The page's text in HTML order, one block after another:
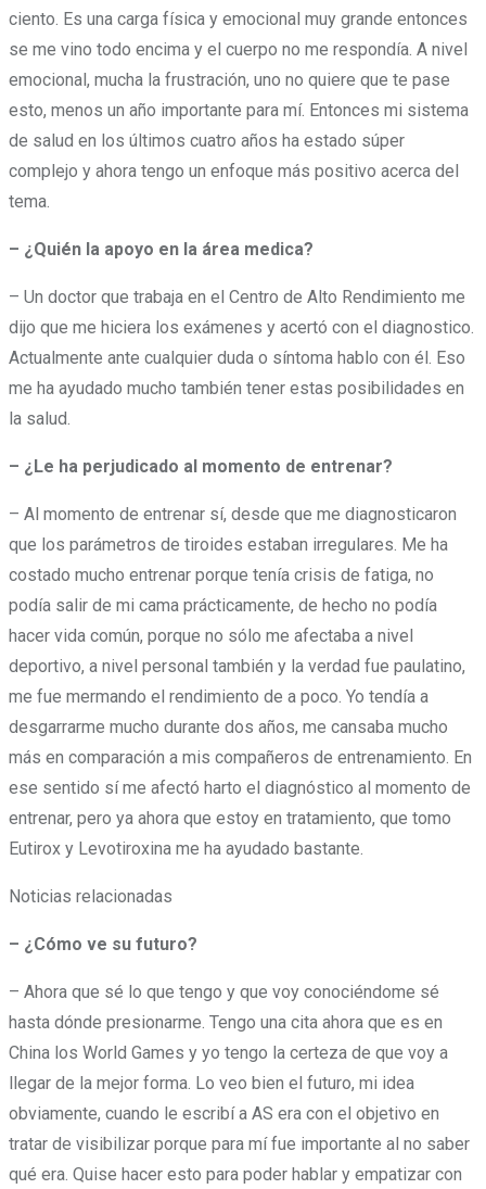
ciento. Es una carga física y emocional muy grande entonces
se me vino todo encima y el cuerpo no me respondía. A nivel
emocional, mucha la frustración, uno no quiere que te pase
esto, menos un año importante para mí. Entonces mi sistema
de salud en los últimos cuatro años ha estado súper
complejo y ahora tengo un enfoque más positivo acerca del
tema.
– ¿Quién la apoyo en la área medica?
– Un doctor que trabaja en el Centro de Alto Rendimiento me
dijo que me hiciera los exámenes y acertó con el diagnostico.
Actualmente ante cualquier duda o síntoma hablo con él. Eso
me ha ayudado mucho también tener estas posibilidades en
la salud.
– ¿Le ha perjudicado al momento de entrenar?
– Al momento de entrenar sí, desde que me diagnosticaron
que los parámetros de tiroides estaban irregulares. Me ha
costado mucho entrenar porque tenía crisis de fatiga, no
podía salir de mi cama prácticamente, de hecho no podía
hacer vida común, porque no sólo me afectaba a nivel
deportivo, a nivel personal también y la verdad fue paulatino,
me fue mermando el rendimiento de a poco. Yo tendía a
desgarrarme mucho durante dos años, me cansaba mucho
más en comparación a mis compañeros de entrenamiento. En
ese sentido sí me afectó harto el diagnóstico al momento de
entrenar, pero ya ahora que estoy en tratamiento, que tomo
Eutirox y Levotiroxina me ha ayudado bastante.
Noticias relacionadas
– ¿Cómo ve su futuro?
– Ahora que sé lo que tengo y que voy conociéndome sé
hasta dónde presionarme. Tengo una cita ahora que es en
China los World Games y yo tengo la certeza de que voy a
llegar de la mejor forma. Lo veo bien el futuro, mi idea
obviamente, cuando le escribí a AS era con el objetivo en
tratar de visibilizar porque para mí fue importante al no saber
qué era. Quise hacer esto para poder hablar y empatizar con